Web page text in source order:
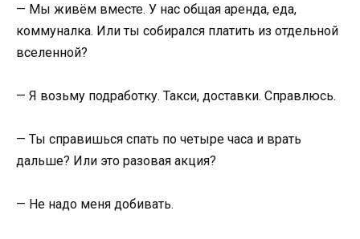
— Мы живём вместе. У нас общая аренда, еда,
коммуналка. Или ты собирался платить из отдельной
вселенной?
— Я возьму подработку. Такси, доставки. Справлюсь.
— Ты справишься спать по четыре часа и врать
дальше? Или это разовая акция?
— Не надо меня добивать.